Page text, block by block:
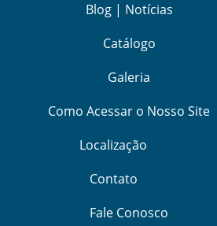
Blog | Notícias
Catálogo
Galeria
Como Acessar o Nosso Site
Localização
Contato
Fale Conosco